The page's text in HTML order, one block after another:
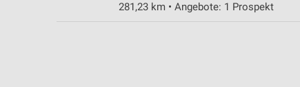
281,23 km • Angebote: 1 Prospekt
Erstellung von Profilen zur Personalisierung von Inhalten